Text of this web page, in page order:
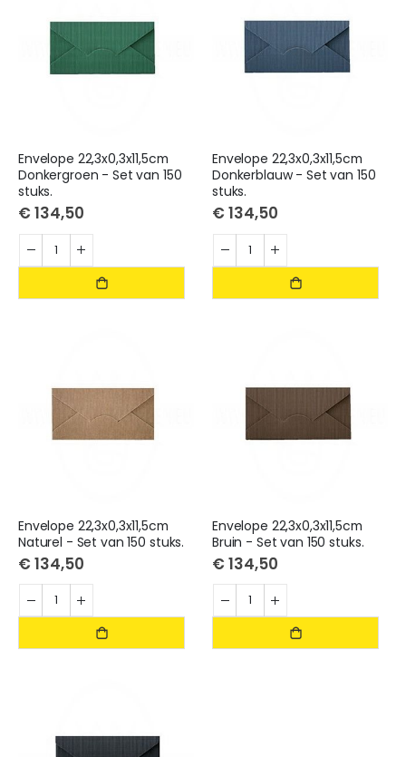
Envelope 22,3x0,3x11,5cm
Donkergroen - Set van 150
stuks.
€ 134,50
Envelope 22,3x0,3x11,5cm
Donkerblauw - Set van 150
stuks.
€ 134,50
Envelope 22,3x0,3x11,5cm
Naturel - Set van 150 stuks.
€ 134,50
Envelope 22,3x0,3x11,5cm
Bruin - Set van 150 stuks.
€ 134,50